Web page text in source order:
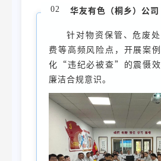
02 华友有色（桐乡）公司
针对物资保管、危废
费等高频风险点，开展案
化“违纪必被查”的震慑效
廉洁合规意识。